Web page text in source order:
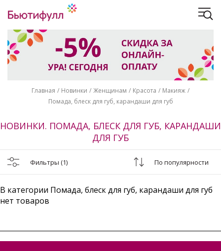
Главная Новинки Женщинам Красота
Макияж
Помада, блеск для губ, карандаши для губ
НОВИНКИ. ПОМАДА, БЛЕСК ДЛЯ ГУБ, КАРАНДАШИ
ДЛЯ ГУБ
Фильтры (1) По популярности
В категории Помада, блеск для губ, карандаши для губ
нет товаров